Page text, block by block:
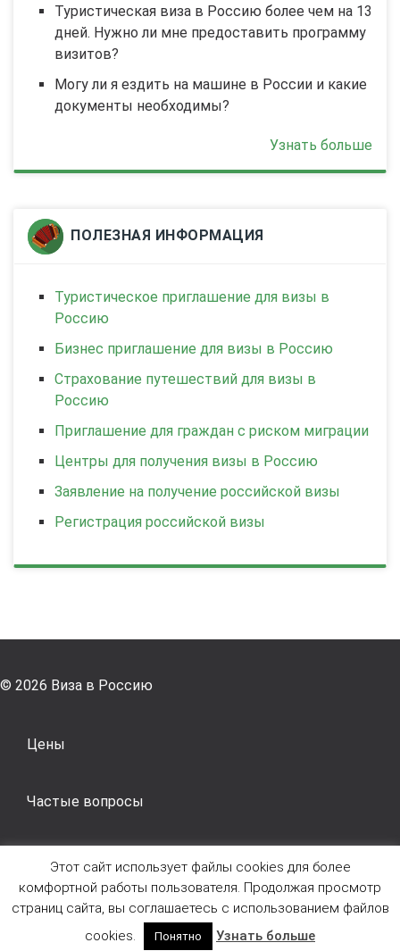
Туристическая виза в Россию более чем на 13
дней. Нужно ли мне предоставить программу
визитов?
Могу ли я ездить на машине в России и какие
документы необходимы?
Узнать больше
ПОЛЕЗНАЯ ИНФОРМАЦИЯ
Туристическое приглашение для визы в
Россию
Бизнес приглашение для визы в Россию
Страхование путешествий для визы в
Россию
Приглашение для граждан с риском миграции
Центры для получения визы в Россию
Заявление на получение pоссийской визы
Регистрация pоссийской визы
© 2026 Виза в Россию
Цены
Частые вопросы
Контакты
Условия и соглашения
Этот сайт использует файлы cookies для более
комфортной работы пользователя. Продолжая просмотр
страниц сайта, вы соглашаетесь с использованием файлов
cookies.
Понятно Узнать больше